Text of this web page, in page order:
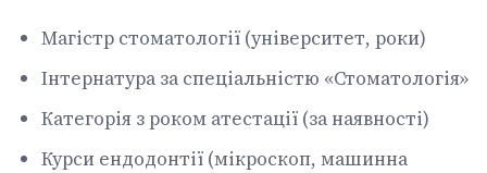
Магістр стоматології (університет, роки)
Інтернатура за спеціальністю «Стоматологія»
Категорія з роком атестації (за наявності)
Курси ендодонтії (мікроскоп, машинна